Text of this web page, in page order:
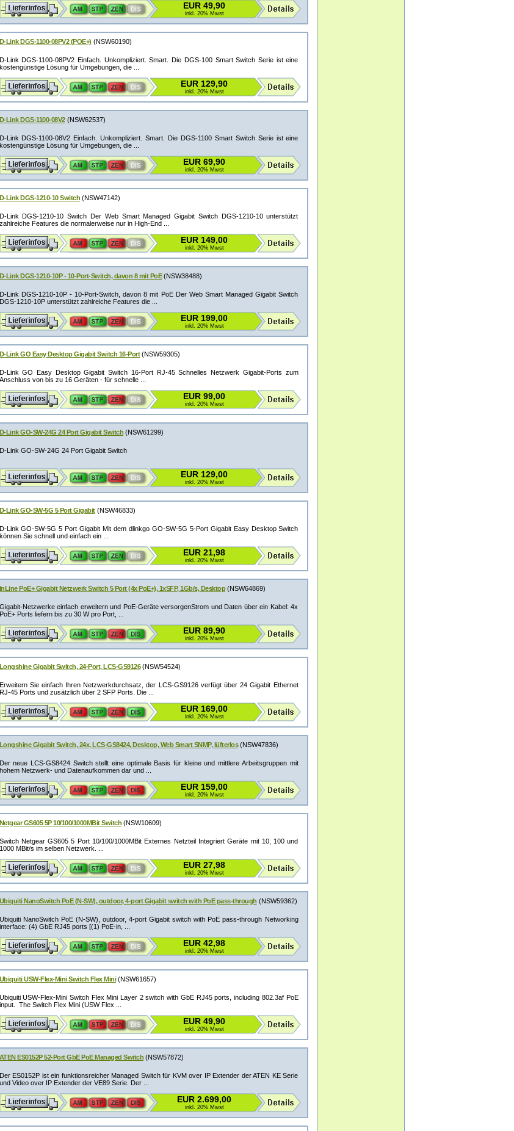
EUR 49,90
inkl. 20% Mwst
D-Link DGS-1100-08PV2 (POE+) (NSW60190)
D-Link DGS-1100-08PV2 Einfach. Unkompliziert. Smart. Die DGS-100 Smart Switch Serie ist eine
kostengünstige Lösung für Umgebungen, die ...
EUR 129,90
inkl. 20% Mwst
D-Link DGS-1100-08V2(NSW62537)
D-Link DGS-1100-08V2 Einfach. Unkompliziert. Smart. Die DGS-1100 Smart Switch Serie ist eine
kostengünstige Lösung für Umgebungen, die ...
EUR 69,90
inkl. 20% Mwst
D-Link DGS-1210-10 Switch (NSW47142)
D-Link DGS-1210-10 Switch Der Web Smart Managed Gigabit Switch DGS-1210-10 unterstützt
zahlreiche Features die normalerweise nur in High-End ...
EUR 149,00
inkl. 20% Mwst
D-Link DGS-1210-10P - 10-Port-Switch, davon 8 mit PoE(NSW38488)
D-Link DGS-1210-10P - 10-Port-Switch, davon 8 mit PoE Der Web Smart Managed Gigabit Switch
DGS-1210-10P unterstützt zahlreiche Features die ...
EUR 199,00
inkl. 20% Mwst
D-Link GO Easy Desktop Gigabit Switch 16-Port(NSW59305)
D-Link GO Easy Desktop Gigabit Switch 16-Port RJ-45 Schnelles Netzwerk Gigabit-Ports zum
Anschluss von bis zu 16 Geräten - für schnelle ...
EUR 99,00
inkl. 20% Mwst
D-Link GO-SW-24G 24 Port Gigabit Switch (NSW61299)
D-Link GO-SW-24G 24 Port Gigabit Switch
EUR 129,00
inkl. 20% Mwst
D-Link GO-SW-5G 5 Port Gigabit(NSW46833)
D-Link GO-SW-5G 5 Port Gigabit Mit dem dlinkgo GO-SW-5G 5-Port Gigabit Easy Desktop Switch
können Sie schnell und einfach ein ...
EUR 21,98
inkl. 20% Mwst
InLine PoE+ Gigabit Netzwerk Switch 5 Port (4x PoE+), 1xSFP, 1Gb/s, Desktop(NSW64869)
Gigabit-Netzwerke einfach erweitern und PoE-Geräte versorgenStrom und Daten über ein Kabel: 4x
PoE+ Ports liefern bis zu 30 W pro Port, ...
EUR 89,90
inkl. 20% Mwst
Longshine Gigabit Switch, 24-Port, LCS-GS9126(NSW54524)
Erweitern Sie einfach Ihren Netzwerkdurchsatz, der LCS-GS9126 verfügt über 24 Gigabit Ethernet
RJ-45 Ports und zusätzlich über 2 SFP Ports. Die ...
EUR 169,00
inkl. 20% Mwst
Longshine Gigabit Switch, 24x, LCS-GS8424, Desktop, Web Smart SNMP, lüfterlos(NSW47836)
Der neue LCS-GS8424 Switch stellt eine optimale Basis für kleine und mittlere Arbeitsgruppen mit
hohem Netzwerk- und Datenaufkommen dar und ...
EUR 159,00
inkl. 20% Mwst
Netgear GS605 5P 10/100/1000MBit Switch (NSW10609)
Switch Netgear GS605 5 Port 10/100/1000MBit Externes Netzteil Integriert Geräte mit 10, 100 und
1000 MBit/s im selben Netzwerk. ...
EUR 27,98
inkl. 20% Mwst
Ubiquiti NanoSwitch PoE (N-SW), outdoor, 4-port Gigabit switch with PoE pass-through (NSW59362)
Ubiquiti NanoSwitch PoE (N-SW), outdoor, 4-port Gigabit switch with PoE pass-through Networking
interface: (4) GbE RJ45 ports [(1) PoE-in, ...
EUR 42,98
inkl. 20% Mwst
Ubiquiti USW-Flex-Mini Switch Flex Mini(NSW61657)
Ubiquiti USW-Flex-Mini Switch Flex Mini Layer 2 switch with GbE RJ45 ports, including 802.3af PoE
input. The Switch Flex Mini (USW Flex ...
EUR 49,90
inkl. 20% Mwst
ATEN ES0152P 52-Port GbE PoE Managed Switch (NSW57872)
Der ES0152P ist ein funktionsreicher Managed Switch für KVM over IP Extender der ATEN KE Serie
und Video over IP Extender der VE89 Serie. Der ...
EUR 2.699,00
inkl. 20% Mwst